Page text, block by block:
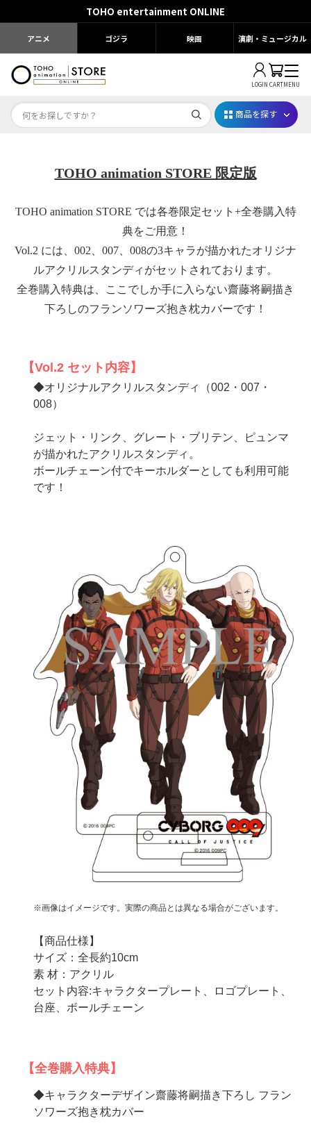
TOHO entertainment ONLINE
アニメ ゴジラ 映画 演劇・ミュージカル
LOGIN CARTMENU
Dr.STONE STONE FES.2026
じゅじゅフェス 2026
薬屋のひとりごと 夏の園遊会2026
名探偵コナン
アニメ『僕のヒーローアカデミア』10周年
『ふつつかな悪女ではございますが ～雛宮蝶鼠と
りかえ伝～』
商品を探す
TOHO animation STORE 限定版
TOHO animation STORE では各巻限定セット+全巻購入特
典をご用意！
Vol.2 には、002、007、008の3キャラが描かれたオリジナ
ルアクリルスタンディがセットされております。
全巻購入特典は、ここでしか手に入らない齋藤将嗣描き
下ろしのフランソワーズ抱き枕カバーです！
【Vol.2 セット内容】
◆オリジナルアクリルスタンディ（002・007・
008）
ジェット・リンク、グレート・ブリテン、ピュンマ
が描かれたアクリルスタンディ。
ボールチェーン付でキーホルダーとしても利用可能
です！
※画像はイメージです。実際の商品とは異なる場合がございます。
【商品仕様】
サイズ：全長約10cm
素 材：アクリル
セット内容:キャラクタープレート、ロゴプレート、
台座、ボールチェーン
【全巻購入特典】
◆キャラクターデザイン齋藤将嗣描き下ろし フラン
ソワーズ抱き枕カバー